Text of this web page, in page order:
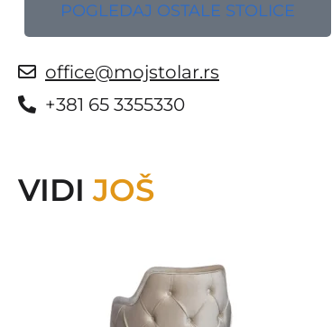
POGLEDAJ OSTALE STOLICE
office@mojstolar.rs
+381 65 3355330
VIDIJOŠ